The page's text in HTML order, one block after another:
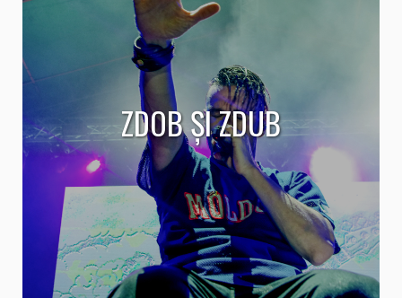
ZDOB ȘI ZDUB